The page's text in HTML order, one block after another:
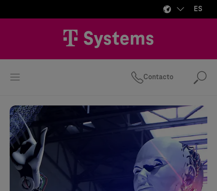
ES
Contacto